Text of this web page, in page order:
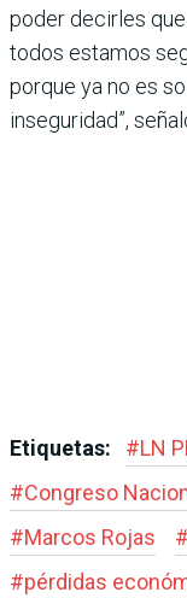
poder decirles
todos estamos
porque ya no es
inseguridad”,
Etiquetas: #LN
#Congreso
#Marcos Rojas #
#pérdidas